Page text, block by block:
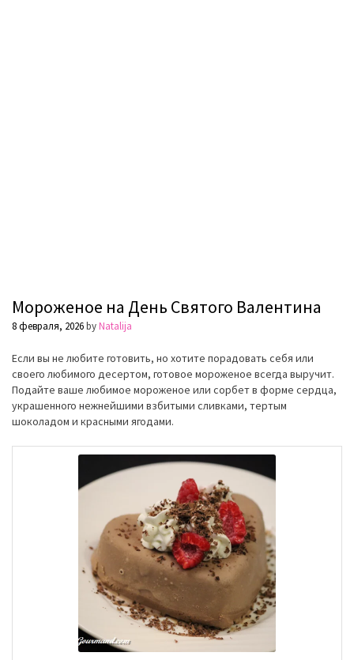
Мороженое на День Святого Валентина
8 февраля, 2026byNatalija
Если вы не любите готовить, но хотите порадовать себя или
своего любимого десертом, готовое мороженое всегда выручит.
Подайте ваше любимое мороженое или сорбет в форме сердца,
украшенного нежнейшими взбитыми сливками, тертым
шоколадом и красными ягодами.